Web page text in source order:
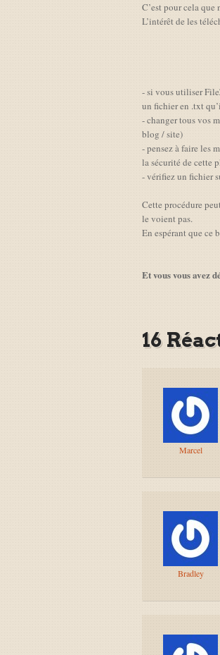
C’est pour cela que
L’intérêt de les
- si vous utiliser
un fichier en .txt
- changer tous vos
blog / site)
- pensez à faire les
la sécurité de cette
- vérifiez un fichier
Cette procédure
le voient pas.
En espérant que ce
Et vous vous avez
16
Marcel
Bradley